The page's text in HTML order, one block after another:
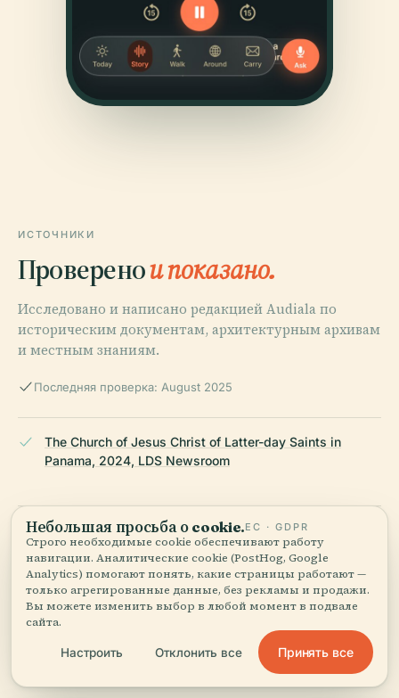
ИСТОЧНИКИ
Проверенои показано.
Исследовано и написано редакцией Audiala по
историческим документам, архитектурным архивам
и местным знаниям.
Последняя проверка: August 2025
The Church of Jesus Christ of Latter-day Saints in
Panama, 2024, LDS Newsroom
Panama City Panama Temple, 2024, Wikipedia
Panama City Panama Temple, 2024, MormonWiki
Panama City Panama Temple, 2024, The Church News
Небольшая просьба о cookie.ЕС · GDPR
Строго необходимые cookie обеспечивают работу
навигации. Аналитические cookie (PostHog, Google
Analytics) помогают понять, какие страницы работают —
только агрегированные данные, без рекламы и продажи.
Вы можете изменить выбор в любой момент в подвале
сайта.
Настроить Отклонить все Принять все